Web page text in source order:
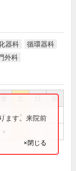
器科
循環器科
外科
祝
●ます。来院前
×閉じる